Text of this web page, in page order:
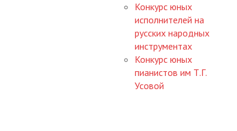
Конкурс юных
исполнителей на
русских народных
инструментах
Конкурс юных
пианистов им Т.Г.
Усовой